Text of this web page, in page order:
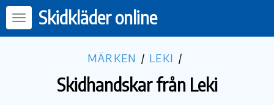
Skidkläder online
MÄRKEN / LEKI /
Skidhandskar från Leki